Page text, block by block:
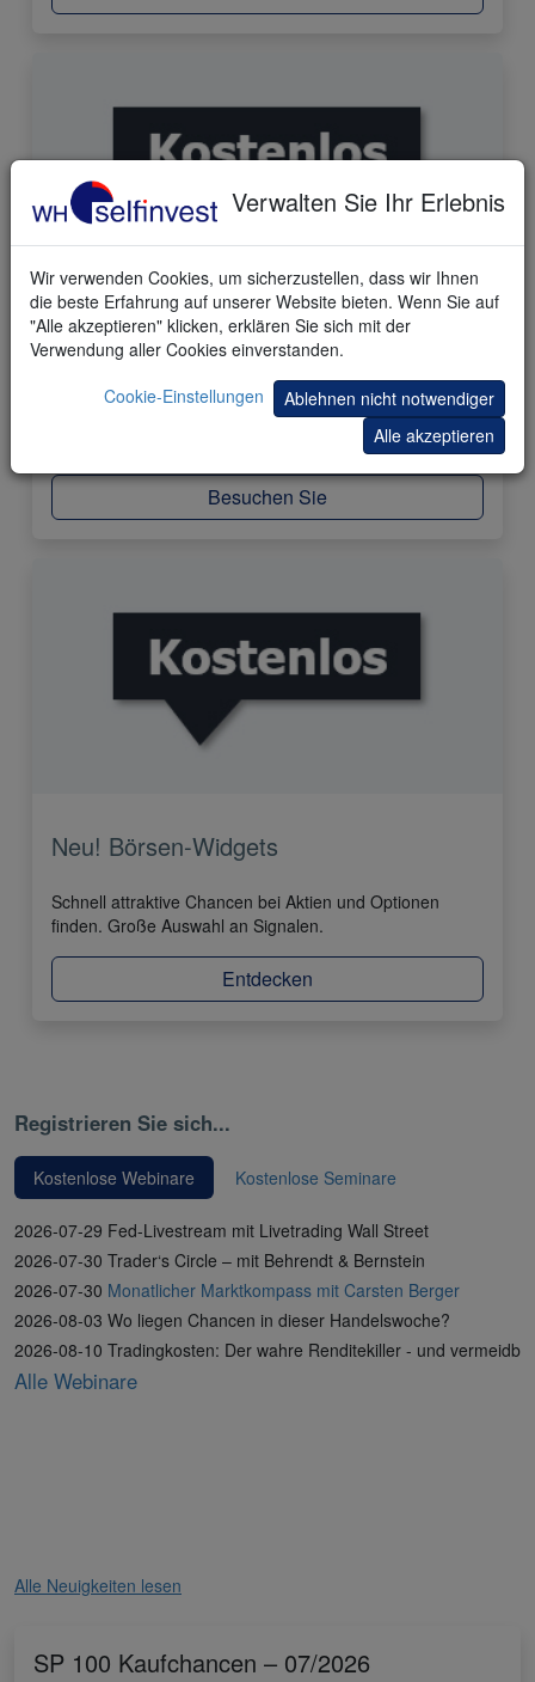
77 Trading-Store Produkte
Kopieren Sie berühmte Trader. Wählen Sie ihre
kostenlosen und kostenpflichtigen Tools und Strategien
Besuchen Sie
Neu! Börsen-Widgets
Schnell attraktive Chancen bei Aktien und Optionen
finden. Große Auswahl an Signalen.
Entdecken
Registrieren Sie sich...
Kostenlose Webinare Kostenlose Seminare
2026-07-29 Fed-Livestream mit Livetrading Wall Street
2026-07-30 Trader‘s Circle – mit Behrendt & Bernstein
2026-07-30 Monatlicher Marktkompass mit Carsten Berger
2026-08-03 Wo liegen Chancen in dieser Handelswoche?
2026-08-10 Tradingkosten: Der wahre Renditekiller - und
Alle Webinare
Alle Neuigkeiten lesen
SP 100 Kaufchancen – 07/2026
Verwalten Sie Ihr Erlebnis
Wir verwenden Cookies, um sicherzustellen, dass wir Ihnen
die beste Erfahrung auf unserer Website bieten. Wenn Sie auf
"Alle akzeptieren" klicken, erklären Sie sich mit der
Verwendung aller Cookies einverstanden.
Cookie-Einstellungen
Ablehnen nicht notwendiger
Alle akzeptieren